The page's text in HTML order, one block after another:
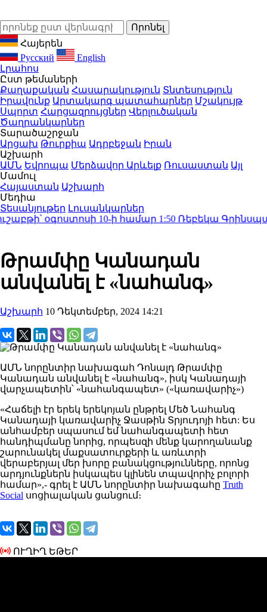
Հայերեն
Русский
English
Լրահոս
Ըստ թեմաների
Քաղաքական Հասարակություն Տնտեսություն
Իրավունք Արտակարգ պատահարներ Մշակույթ
Սպորտ Հարցազրույցներ Վերլուծական
Ծաղրանկարներ
Տարածաշրջան
Արցախ Թուրքիա Ադրբեջան Իրան
Աշխարհ
ԱՄՆ Եվրոպա Մերձավոր Արևելք Ռուսաստան Այլ
Մամուլ
Հայաստան Աշխարհ
Մեդիա
Տեսանյութեր Լուսանկարներ
օգոստոսի 10-ի համար1:50 Ռեբեկա Գրինսպանը
Թրամփը Կանադան
անվանել է «նահանգ»
Աշխարհ 10 Դեկտեմբեր, 2024 14:21
ԱՄՆ նորընտիր նախագահ Դոնալդ Թրամփը
Կանադան անվանել է «նահանգ», իսկ Կանադայի
վարչապետին՝ «նահանգապետ» («կառավարիչ»)
«Հաճելի էր երեկ երեկոյան ընթրել Մեծ Նահանգ
Կանադայի կառավարիչ Ջասթին Տրյուդոյի հետ: Ես
անհամբեր սպասում եմ նահանգապետի հետ
հանդիպմանը նորից, որպեսզի մենք կարողանանք
շարունակել մաքսատուրքերի և առևտրի
վերաբերյալ մեր խորը բանակցությունները, որոնց
արդյունքներն իսկապես կլինեն տպավորիչ բոլորի
համար»,- գրել է ԱՄՆ նորընտիր նախագահը Truth
Social սոցիալական ցանցում։
ՈՒՂԻՂ ԵԹԵՐ